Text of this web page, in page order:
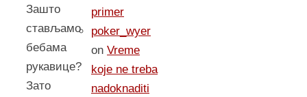
Зашто
стављамо
бебaма
рукавице?
Зато
primer
poker_wyer
on Vreme
koje ne treba
nadoknaditi